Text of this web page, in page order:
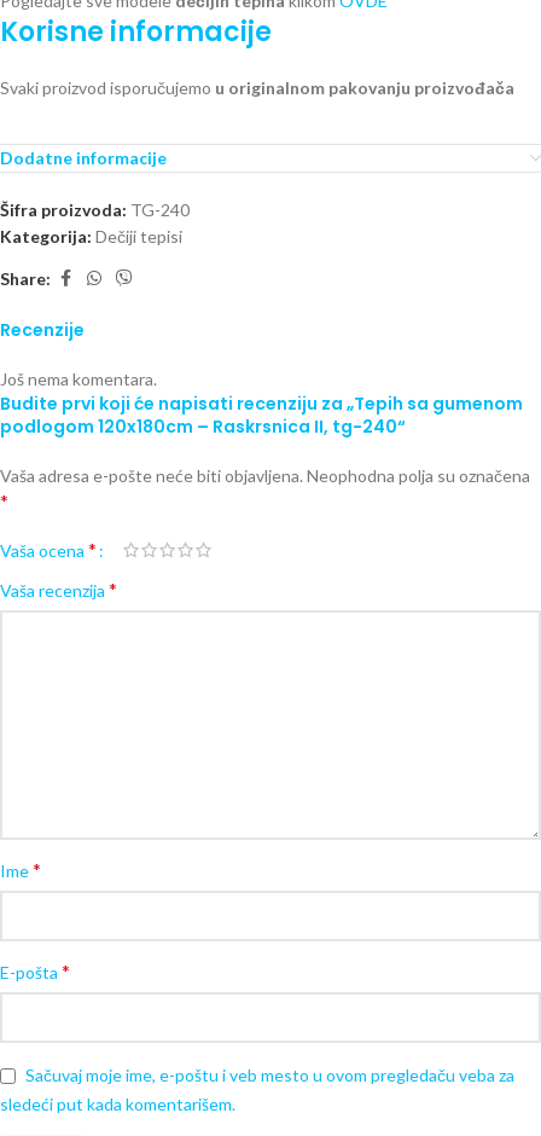
Korisne informacije
Svaki proizvod isporučujemo u originalnom pakovanju proizvođača
Dodatne informacije
Šifra proizvoda: TG-240
Kategorija: Dečiji tepisi
Share:
Recenzije
Još nema komentara.
Budite prvi koji će napisati recenziju za „Tepih sa gumenom
podlogom 120x180cm – Raskrsnica II, tg-240“
Vaša adresa e-pošte neće biti objavljena. Neophodna polja su označena
*
Vaša ocena *
Vaša recenzija *
Ime*
E-pošta *
Sačuvaj moje ime, e-poštu i veb mesto u ovom pregledaču veba za
sledeći put kada komentarišem.